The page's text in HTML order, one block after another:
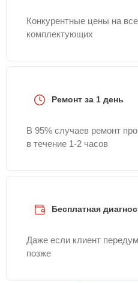
Конкурентные цены на
комплектующих
Ремонт за 1 день
В 95% случаев ремонт
в течение 1-2 часов
Бесплатная
Даже если клиент
позже